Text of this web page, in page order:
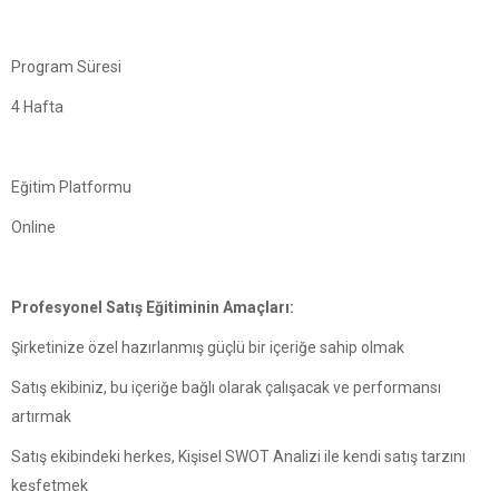
Program Süresi
4 Hafta
Eğitim Platformu
Online
Profesyonel Satış Eğitiminin Amaçları:
Şirketinize özel hazırlanmış güçlü bir içeriğe sahip olmak
Satış ekibiniz, bu içeriğe bağlı olarak çalışacak ve performansı
artırmak
Satış ekibindeki herkes, Kişisel SWOT Analizi ile kendi satış tarzını
keşfetmek